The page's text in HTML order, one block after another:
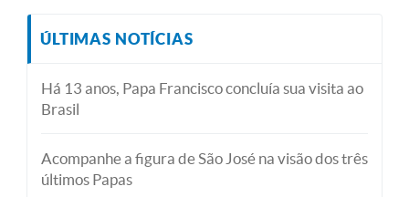
ÚLTIMAS NOTÍCIAS
Há 13 anos, Papa Francisco concluía sua visita ao
Brasil
Acompanhe a figura de São José na visão dos três
últimos Papas